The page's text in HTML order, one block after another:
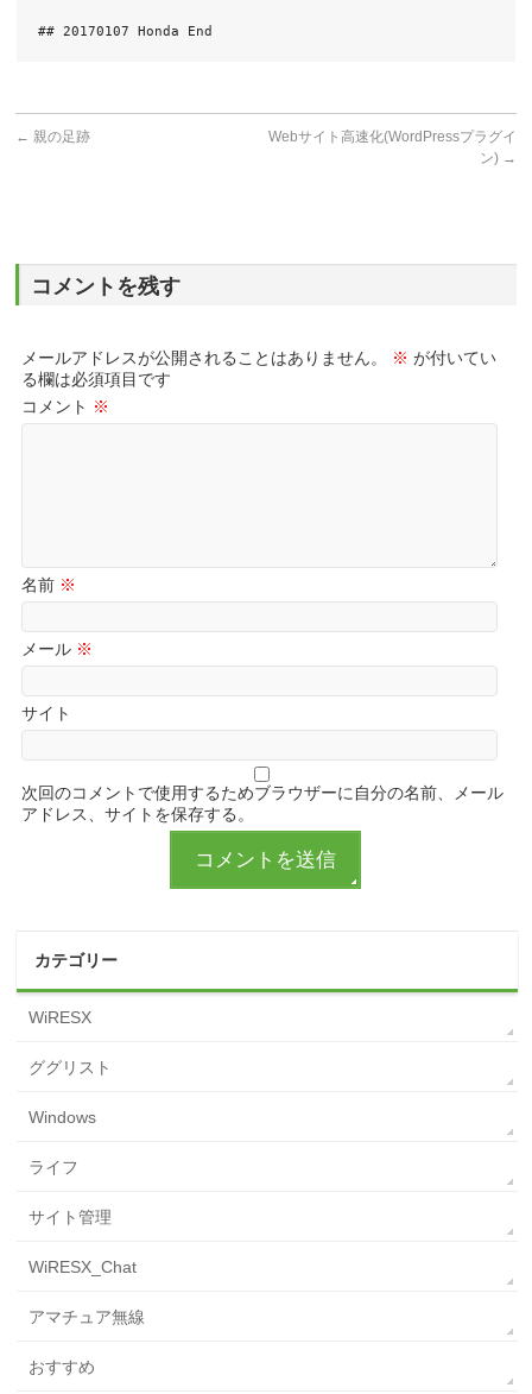
## 20170107 Honda End
← 親の足跡
Webサイト高速化(WordPressプラグイ
ン) →
コメントを残す
メールアドレスが公開されることはありません。 ※ が付いてい
る欄は必須項目です
コメント ※
名前 ※
メール ※
サイト
次回のコメントで使用するためブラウザーに自分の名前、メール
アドレス、サイトを保存する。
カテゴリー
WiRESX
ググリスト
Windows
ライフ
サイト管理
WiRESX_Chat
アマチュア無線
おすすめ